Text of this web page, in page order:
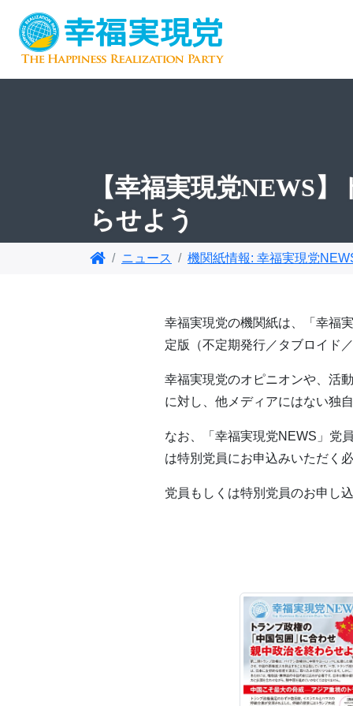
【幸福実現党NEWS
らせよう
ニュース 機関紙情報: 幸福実現党
幸福実現党の機関紙は、「幸福
定版（不定期発行／タブロイド
幸福実現党のオピニオンや、活
に対し、他メディアにはない独
なお、「幸福実現党NEWS」党
は特別党員にお申込みいただく
党員もしくは特別党員のお申し